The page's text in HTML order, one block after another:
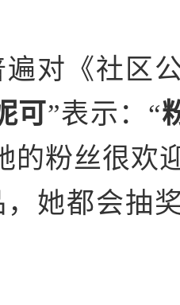
对《社区
可 ”表示：“
的粉丝很欢
她都会抽